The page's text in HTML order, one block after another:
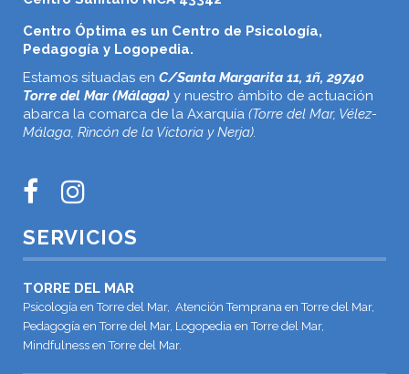
Centro Óptima es un Centro de Psicología,
Pedagogía y Logopedia.
Estamos situadas en C/Santa Margarita 11, 1ñ, 29740
Torre del Mar (Málaga) y nuestro ámbito de actuación
abarca la comarca de la Axarquía (Torre del Mar, Vélez-
Málaga, Rincón de la Victoria y Nerja).
SERVICIOS
TORRE DEL MAR
Psicología en Torre del Mar, Atención Temprana en Torre del Mar,
Pedagogía en Torre del Mar, Logopedia en Torre del Mar,
Mindfulness en Torre del Mar.